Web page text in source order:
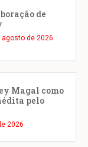
de
agosto de 2026
Magal como
pelo
2026